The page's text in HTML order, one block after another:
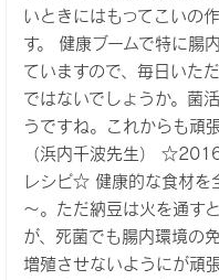
いときにはもってこいの
す。 健康ブームで特に腸
ていますので、毎日いた
ではないでしょうか。菌
うですね。これからも頑
（浜内千波先生）
レシピ☆ 健康的な食材を
～。ただ納豆は火を通す
が、死菌でも腸内環境の
増殖させないようにが頑